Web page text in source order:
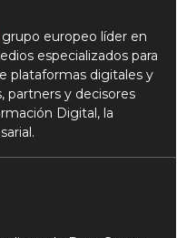
grupo europeo líder en
especializados para
plataformas digitales y
partners y decisores
Digital, la